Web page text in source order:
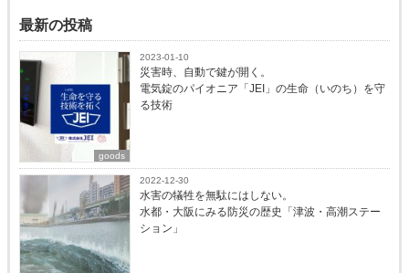
最新の投稿
goods
2023-01-10
災害時、自動で鍵が開く。
電気錠のパイオニア「JEI」の生命（いのち）を守
る技術
2022-12-30
水害の犠牲を無駄にはしない。
水都・大阪にみる防災の歴史「津波・高潮ステー
ション」